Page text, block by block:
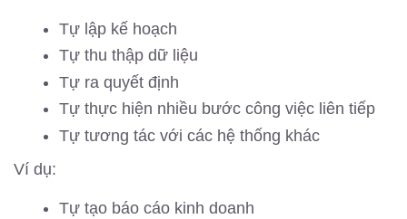
Tự lập kế hoạch
Tự thu thập dữ liệu
Tự ra quyết định
Tự thực hiện nhiều bước công việc liên tiếp
Tự tương tác với các hệ thống khác
Ví dụ:
Tự tạo báo cáo kinh doanh